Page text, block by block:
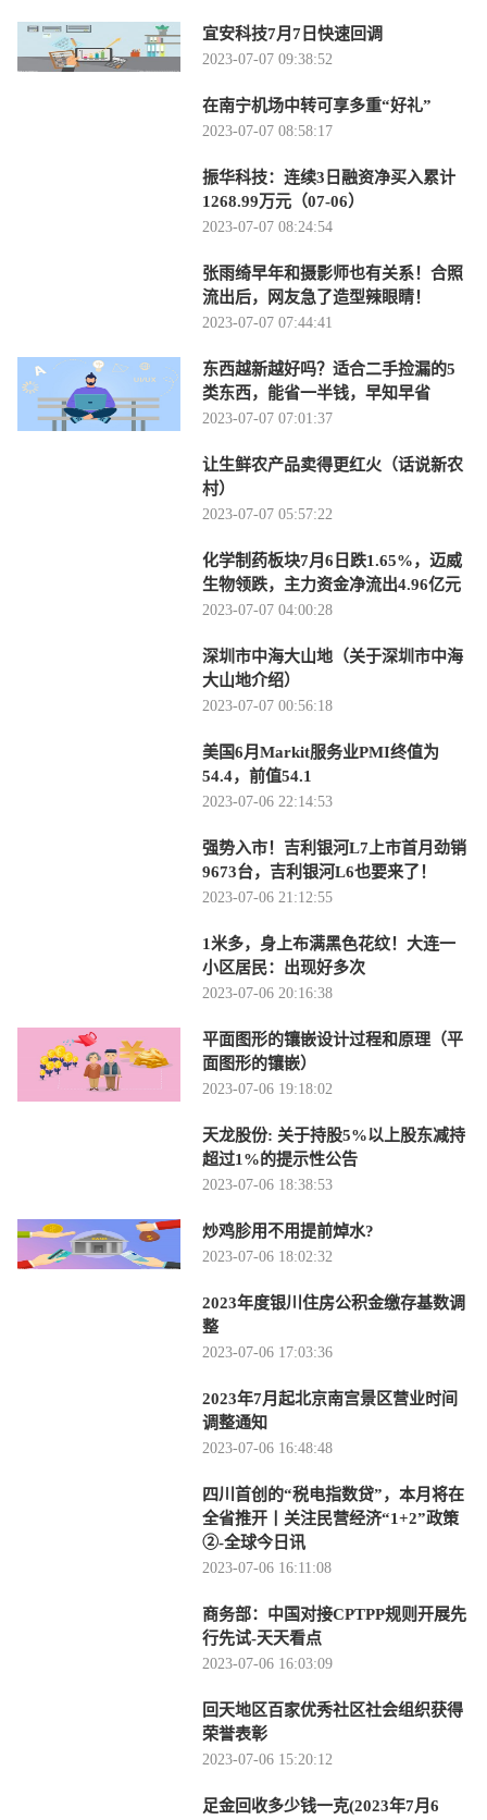
宜安科技7月7日快速回调
2023-07-07 09:38:52
在南宁机场中转可享多重“好礼”
2023-07-07 08:58:17
振华科技：连续3日融资净买入累计
1268.99万元（07-06）
2023-07-07 08:24:54
张雨绮早年和摄影师也有关系！合照
流出后，网友急了造型辣眼睛！
2023-07-07 07:44:41
东西越新越好吗？适合二手捡漏的5
类东西，能省一半钱，早知早省
2023-07-07 07:01:37
让生鲜农产品卖得更红火（话说新农
村）
2023-07-07 05:57:22
化学制药板块7月6日跌1.65%，迈威
生物领跌，主力资金净流出4.96亿元
2023-07-07 04:00:28
深圳市中海大山地（关于深圳市中海
大山地介绍）
2023-07-07 00:56:18
美国6月Markit服务业PMI终值为
54.4，前值54.1
2023-07-06 22:14:53
强势入市！吉利银河L7上市首月劲销
9673台，吉利银河L6也要来了！
2023-07-06 21:12:55
1米多，身上布满黑色花纹！大连一
小区居民：出现好多次
2023-07-06 20:16:38
平面图形的镶嵌设计过程和原理（平
面图形的镶嵌）
2023-07-06 19:18:02
天龙股份: 关于持股5%以上股东减持
超过1%的提示性公告
2023-07-06 18:38:53
炒鸡胗用不用提前焯水?
2023-07-06 18:02:32
2023年度银川住房公积金缴存基数调
整
2023-07-06 17:03:36
2023年7月起北京南宫景区营业时间
调整通知
2023-07-06 16:48:48
四川首创的“税电指数贷”，本月将在
全省推开丨关注民营经济“1+2”政策
②-全球今日讯
2023-07-06 16:11:08
商务部：中国对接CPTPP规则开展先
行先试-天天看点
2023-07-06 16:03:09
回天地区百家优秀社区社会组织获得
荣誉表彰
2023-07-06 15:20:12
足金回收多少钱一克(2023年7月6